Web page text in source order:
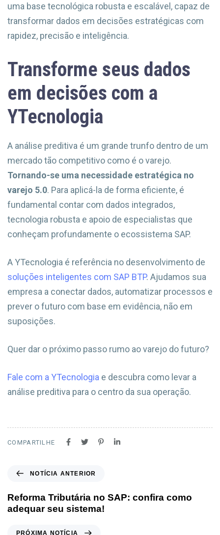
uma base tecnológica robusta e escalável, capaz de
transformar dados em decisões estratégicas com
rapidez, precisão e inteligência.
Transforme seus dados
em decisões com a
YTecnologia
A análise preditiva é um grande trunfo dentro de um
mercado tão competitivo como é o varejo.
Tornando-se uma necessidade estratégica no
varejo 5.0. Para aplicá-la de forma eficiente, é
fundamental contar com dados integrados,
tecnologia robusta e apoio de especialistas que
conheçam profundamente o ecossistema SAP.
A YTecnologia é referência no desenvolvimento de
soluções inteligentes com SAP BTP. Ajudamos sua
empresa a conectar dados, automatizar processos e
prever o futuro com base em evidência, não em
suposições.
Quer dar o próximo passo rumo ao varejo do futuro?
Fale com a YTecnologia e descubra como levar a
análise preditiva para o centro da sua operação.
COMPARTILHE
NOTÍCIA ANTERIOR
Reforma Tributária no SAP: confira como
adequar seu sistema!
PRÓXIMA NOTÍCIA